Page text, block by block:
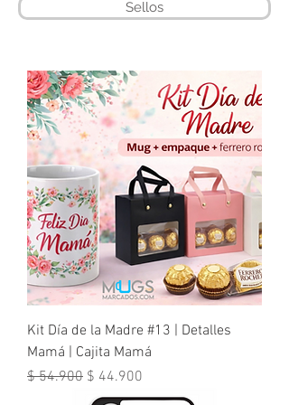
Sellos
Kit Día de la Madre #13 | Detalles
Mamá | Cajita Mamá
Precio
$ 54.900 Precio de oferta
$ 44.900